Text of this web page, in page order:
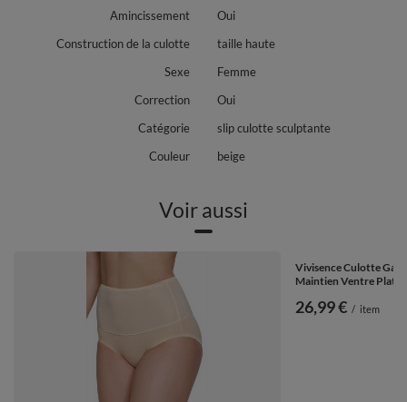
Amincissement
Oui
Construction de la culotte
taille haute
Sexe
Femme
Correction
Oui
Catégorie
slip culotte sculptante
Couleur
beige
Voir aussi
Vivisence Culotte
Maintien Ventre Plat
26,99 € / item